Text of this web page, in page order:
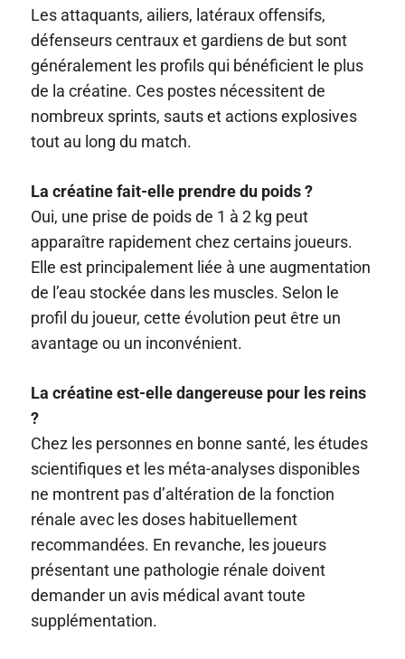
Les attaquants, ailiers, latéraux offensifs,
défenseurs centraux et gardiens de but sont
généralement les profils qui bénéficient le plus
de la créatine. Ces postes nécessitent de
nombreux sprints, sauts et actions explosives
tout au long du match.
La créatine fait-elle prendre du poids ?
Oui, une prise de poids de 1 à 2 kg peut
apparaître rapidement chez certains joueurs.
Elle est principalement liée à une augmentation
de l’eau stockée dans les muscles. Selon le
profil du joueur, cette évolution peut être un
avantage ou un inconvénient.
La créatine est-elle dangereuse pour les reins
?
Chez les personnes en bonne santé, les études
scientifiques et les méta-analyses disponibles
ne montrent pas d’altération de la fonction
rénale avec les doses habituellement
recommandées. En revanche, les joueurs
présentant une pathologie rénale doivent
demander un avis médical avant toute
supplémentation.